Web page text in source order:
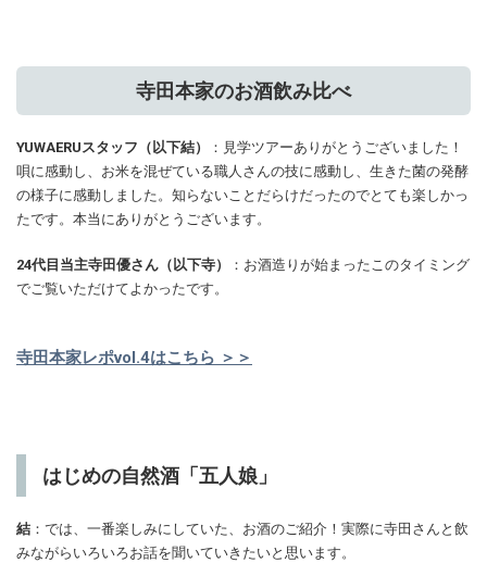
寺田本家のお酒飲み比べ
YUWAERUスタッフ（以下結）
：見学ツアーありがとうございました！
唄に感動し、お米を混ぜている職人さんの技に感動し、生きた菌の発酵
の様子に感動しました。知らないことだらけだったのでとても楽しかっ
たです。本当にありがとうございます。
24代目当主寺田優さん（以下寺）
：お酒造りが始まったこのタイミング
でご覧いただけてよかったです。
寺田本家レポvol.4はこちら ＞＞
はじめの自然酒「五人娘」
結 ：では、一番楽しみにしていた、お酒のご紹介！実際に寺田さんと飲
みながらいろいろお話を聞いていきたいと思います。